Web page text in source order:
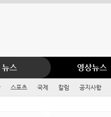
뉴스 영상뉴스
스포츠 국제 칼럼 공지사항